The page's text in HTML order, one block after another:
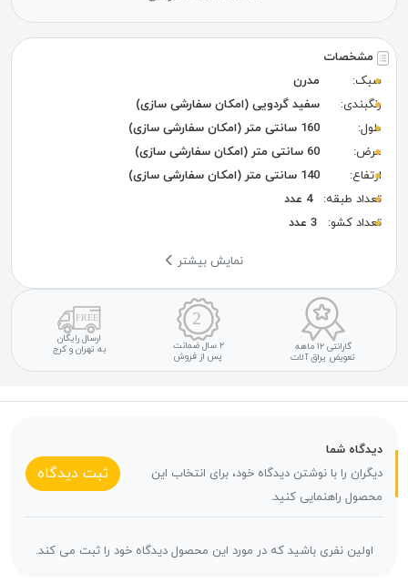
مشخصات
سبک:
مدرن
رنگبندی:
سفید گردویی (امکان سفارشی سازی)
طول:
160 سانتی متر (امکان سفارشی سازی)
عرض:
60 سانتی متر (امکان سفارشی سازی)
ارتفاع:
140 سانتی متر (امکان سفارشی سازی)
تعداد طبقه:
4 عدد
تعداد کشو:
3 عدد
نمایش بیشتر
گارانتی ۱۲ ماهه
تعویض یراق آلات
۲ سال ضمانت
پس از فروش
ارسال رایگان
به تهران و کرج
دیدگاه شما
دیگران را با نوشتن دیدگاه خود، برای انتخاب این
محصول راهنمایی کنید.
ثبت دیدگاه
اولین نفری باشید که در مورد این محصول دیدگاه خود را ثبت می کند.